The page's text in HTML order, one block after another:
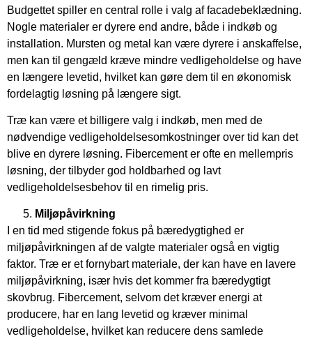
Budgettet spiller en central rolle i valg af facadebeklædning.
Nogle materialer er dyrere end andre, både i indkøb og
installation. Mursten og metal kan være dyrere i anskaffelse,
men kan til gengæld kræve mindre vedligeholdelse og have
en længere levetid, hvilket kan gøre dem til en økonomisk
fordelagtig løsning på længere sigt.
Træ kan være et billigere valg i indkøb, men med de
nødvendige vedligeholdelsesomkostninger over tid kan det
blive en dyrere løsning. Fibercement er ofte en mellempris
løsning, der tilbyder god holdbarhed og lavt
vedligeholdelsesbehov til en rimelig pris.
Miljøpåvirkning
I en tid med stigende fokus på bæredygtighed er
miljøpåvirkningen af de valgte materialer også en vigtig
faktor. Træ er et fornybart materiale, der kan have en lavere
miljøpåvirkning, især hvis det kommer fra bæredygtigt
skovbrug. Fibercement, selvom det kræver energi at
producere, har en lang levetid og kræver minimal
vedligeholdelse, hvilket kan reducere dens samlede